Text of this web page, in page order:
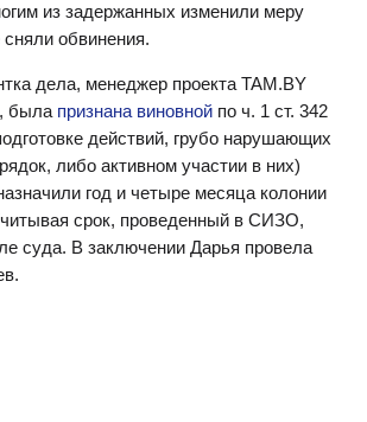
из задержанных изменили меру
обвинения.
дела, менеджер проекта TAM.BY
, была признана виновной по ч. 1 ст. 342
действий, грубо нарушающих
либо активном участии в них)
год и четыре месяца колонии
срок, проведенный в СИЗО,
суда. В заключении Дарья провела